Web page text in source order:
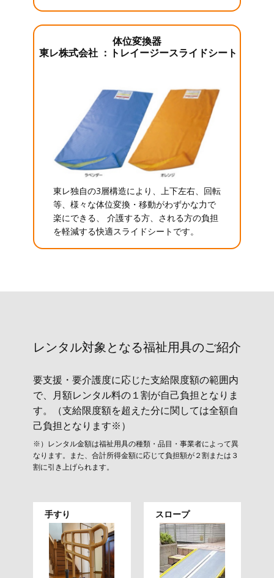
体位変換器
東レ株式会社 ：トレイージースライドシート
東レ独自の3層構造により、上下左右、回転
等、様々な体位変換・移動がわずかな力で
楽にできる、 介護する方、される方の負担
を軽減する快適スライドシートです。
レンタル対象と​なる福祉用具のご紹介
要支援・要介護度に応じた支給限度額の範囲内
で、月額レンタル料の１割が自己負担となりま
す。（支給限度額を超えた分に関しては全額自
己負担となります※）
※）レンタル金額は福祉用具の種類・品目・事業者によって異
なります。また、合計所得金額に応じて負担額が２割または３
割に引き上げられます。
手すり スロープ